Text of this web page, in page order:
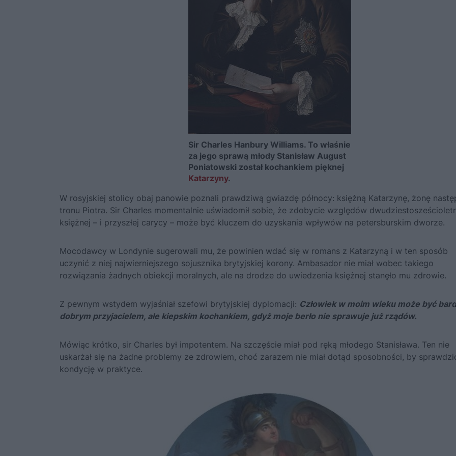
Sir Charles Hanbury Williams. To właśnie
za jego sprawą młody Stanisław August
Poniatowski został kochankiem pięknej
Katarzyny.
W rosyjskiej stolicy obaj panowie poznali prawdziwą gwiazdę północy: księżną Katarzynę, żonę
tronu Piotra. Sir Charles momentalnie uświadomił sobie, że zdobycie względów
księżnej – i przyszłej carycy – może być kluczem do uzyskania wpływów na petersburskim dworze.
Mocodawcy w Londynie sugerowali mu, że powinien wdać się w romans z Katarzyną i w ten sposób
uczynić z niej najwierniejszego sojusznika brytyjskiej korony. Ambasador nie miał wobec takiego
rozwiązania żadnych obiekcji moralnych, ale na drodze do uwiedzenia księżnej stanęło mu zdrowie.
Z pewnym wstydem wyjaśniał szefowi brytyjskiej dyplomacji: Człowiek w moim wieku może być
dobrym przyjacielem, ale kiepskim kochankiem, gdyż moje berło nie sprawuje już rządów.
Mówiąc krótko, sir Charles był impotentem. Na szczęście miał pod ręką młodego Stanisława. Ten nie
uskarżał się na żadne problemy ze zdrowiem, choć zarazem nie miał dotąd sposobności, by
kondycję w praktyce.